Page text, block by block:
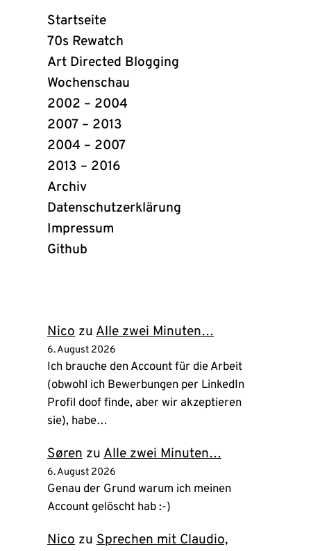
Webring
Links
Startseite
70s Rewatch
Art Directed Blogging
Wochenschau
2002 – 2004
2007 – 2013
2004 – 2007
2013 – 2016
Archiv
Datenschutzerklärung
Impressum
Github
Nico zu Alle zwei Minuten…
6. August 2026
Ich brauche den Account für die Arbeit
(obwohl ich Bewerbungen per LinkedIn
Profil doof finde, aber wir akzeptieren
sie), habe…
Søren zu Alle zwei Minuten…
6. August 2026
Genau der Grund warum ich meinen
Account gelöscht hab :-)
Nico zu Sprechen mit Claudio,